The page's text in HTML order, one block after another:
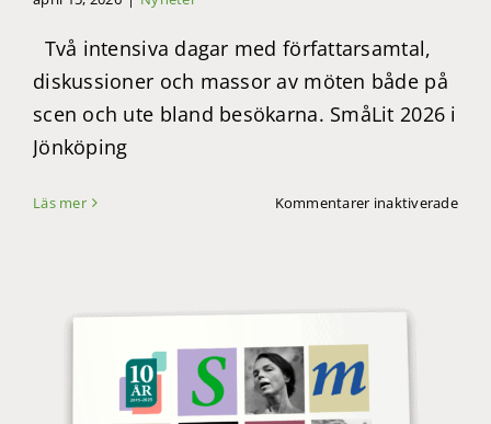
Två intensiva dagar med författarsamtal,
diskussioner och massor av möten både på
scen och ute bland besökarna. SmåLit 2026 i
Jönköping
Läs mer Kommentarer inaktiveradeför